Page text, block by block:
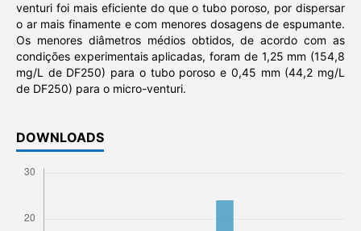
venturi foi mais eficiente do que o tubo poroso, por dispersar
o ar mais finamente e com menores dosagens de espumante.
Os menores diâmetros médios obtidos, de acordo com as
condições experimentais aplicadas, foram de 1,25 mm (154,8
mg/L de DF250) para o tubo poroso e 0,45 mm (44,2 mg/L
de DF250) para o micro-venturi.
DOWNLOADS